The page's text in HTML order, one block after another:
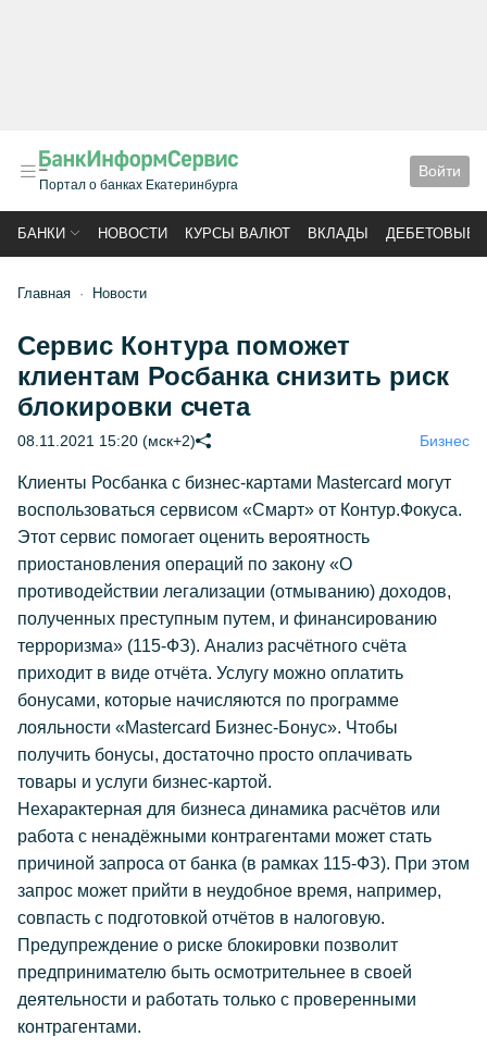
Портал о банках Екатеринбурга
Войти
БАНКИ НОВОСТИ КУРСЫ ВАЛЮТ ВКЛАДЫ ДЕБЕТОВЫЕ
Главная Новости
Сервис Контура поможет
клиентам Росбанка снизить риск
блокировки счета
08.11.2021 15:20 (мск+2) Бизнес
Клиенты Росбанка с бизнес-картами Mastercard могут
воспользоваться сервисом «Смарт» от Контур.Фокуса.
Этот сервис помогает оценить вероятность
приостановления операций по закону «О
противодействии легализации (отмыванию) доходов,
полученных преступным путем, и финансированию
терроризма» (115-ФЗ). Анализ расчётного счёта
приходит в виде отчёта. Услугу можно оплатить
бонусами, которые начисляются по программе
лояльности «Mastercard Бизнес-Бонус». Чтобы
получить бонусы, достаточно просто оплачивать
товары и услуги бизнес-картой.
Нехарактерная для бизнеса динамика расчётов или
работа с ненадёжными контрагентами может стать
причиной запроса от банка (в рамках 115-ФЗ). При этом
запрос может прийти в неудобное время, например,
совпасть с подготовкой отчётов в налоговую.
Предупреждение о риске блокировки позволит
предпринимателю быть осмотрительнее в своей
деятельности и работать только с проверенными
контрагентами.